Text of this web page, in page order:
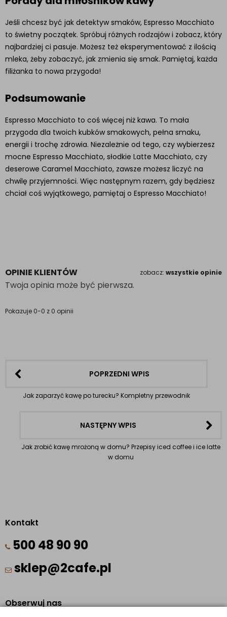
Jeśli chcesz być jak detektyw smaków, Espresso Macchiato
to świetny początek. Spróbuj różnych rodzajów i zobacz, który
najbardziej ci pasuje. Możesz też eksperymentować z ilością
mleka, żeby zobaczyć, jak zmienia się smak. Pamiętaj, każda
filiżanka to nowa przygoda!
Podsumowanie
Espresso Macchiato to coś więcej niż kawa. To mała
przygoda dla twoich kubków smakowych, pełna smaku,
energii i trochę zdrowia. Niezależnie od tego, czy wybierzesz
mocne Espresso Macchiato, słodkie Latte Macchiato, czy
deserowe Caramel Macchiato, zawsze możesz liczyć na
chwilę przyjemności. Więc następnym razem, gdy będziesz
chciał coś wyjątkowego, pamiętaj o Espresso Macchiato!
OPINIE KLIENTÓW zobacz: wszystkie opinie
Twoja opinia może być pierwsza.
Pokazuje 0-0 z 0 opinii
POPRZEDNI WPIS
Jak zaparzyć kawę po turecku? Kompletny przewodnik
NASTĘPNY WPIS
Jak zrobić kawę mrożoną w domu? Przepisy iced coffee i ice latte
w domu
Kontakt
500 48 90 90
sklep@2cafe.pl
Obserwuj nas